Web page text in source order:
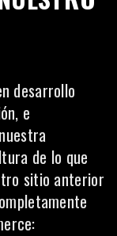
desarrollo
e
de lo que
sitio anterior